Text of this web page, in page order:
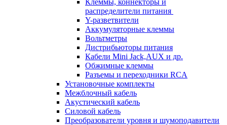
Клеммы, коннекторы и
распределители питания
Y-разветвители
Аккумуляторные клеммы
Вольтметры
Дистрибьюторы питания
Кабели Mini Jack,AUX и др.
Обжимные клеммы
Разъемы и переходники RCA
Установочные комплекты
Межблочный кабель
Акустический кабель
Силовой кабель
Преобразователи уровня и шумоподавители